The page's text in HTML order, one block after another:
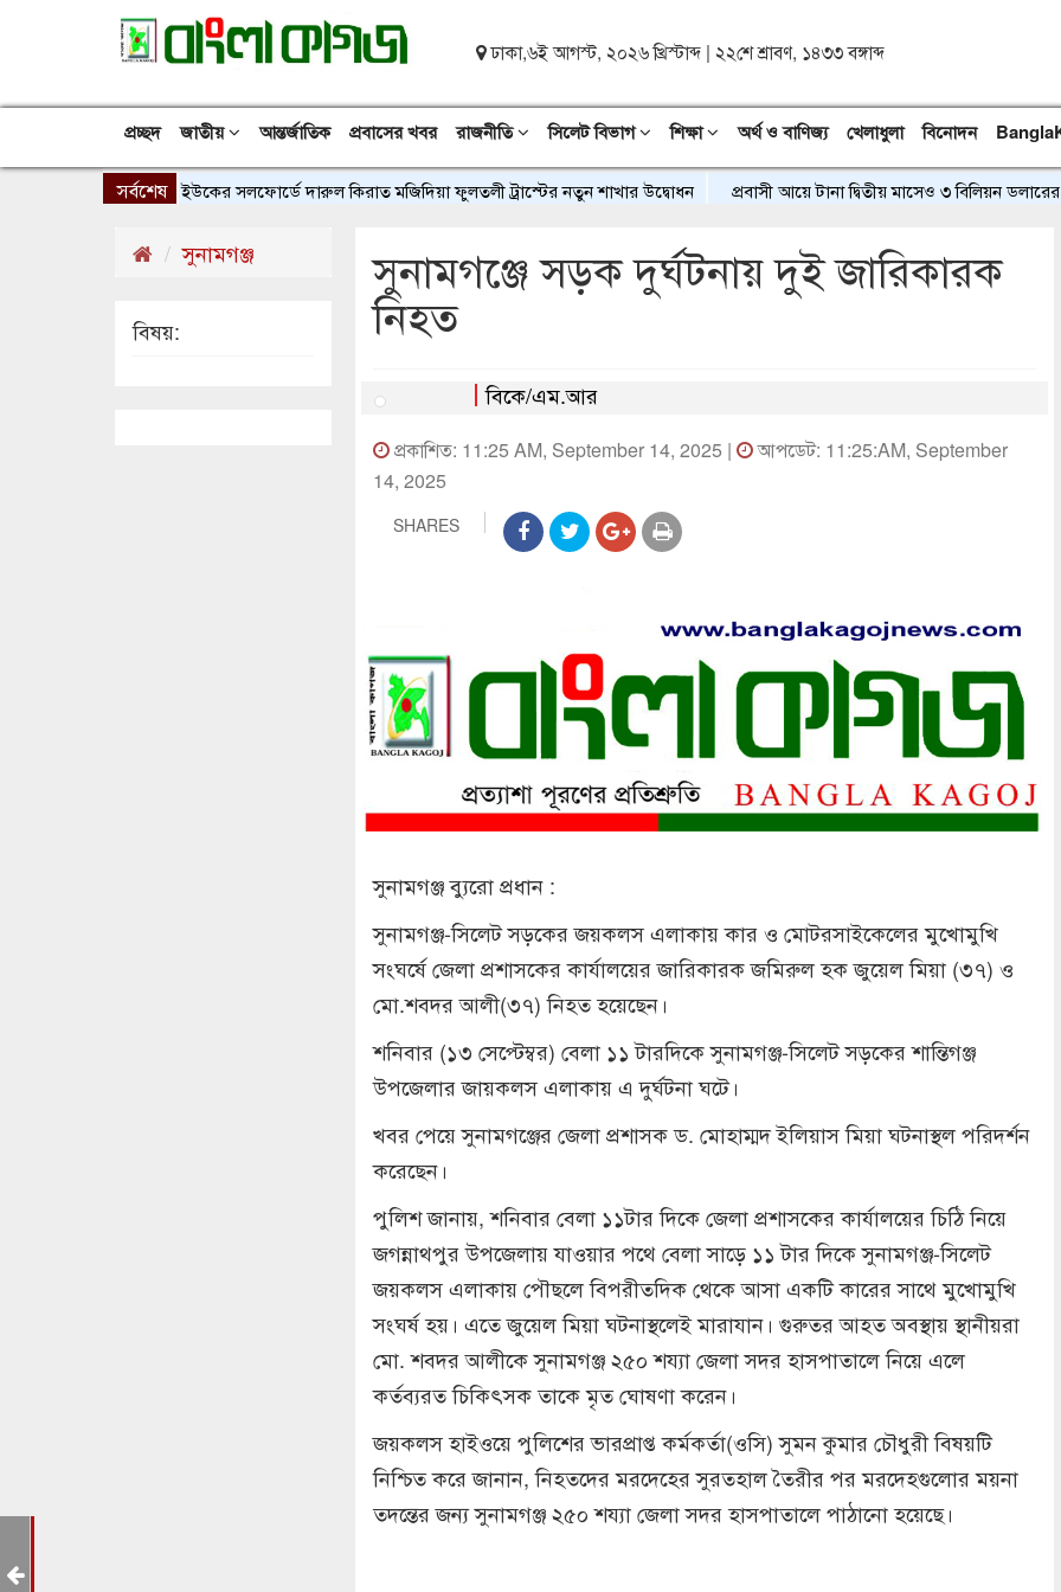
ঢাকা,৬ই আগস্ট, ২০২৬ খ্রিস্টাব্দ | ২২শে শ্রাবণ, ১৪৩৩ বঙ্গাব্দ
প্রচ্ছদ জাতীয় আন্তর্জাতিক প্রবাসের খবর রাজনীতি সিলেট বিভাগ শিক্ষা অর্থ ও বাণিজ্য খেলাধুলা বিনোদন
সর্বশেষইউকের সলফোর্ডে দারুল কিরাত মজিদিয়া ফুলতলী ট্রাস্টের নতুন শাখার উদ্বোধন প্রবাসী আয়ে টানা দ্বিতীয় মাসেও ৩ বিলিয়ন ডলারের
সুনামগঞ্জে সড়ক দুর্ঘটনায় দুই জারিকারক
নিহত
বিকে/এম.আর
প্রকাশিত: 11:25 AM, September 14, 2025 |
আপডেট: 11:25:AM, September
14, 2025
SHARES
সুনামগঞ্জ ব্যুরো প্রধান :
সুনামগঞ্জ-সিলেট সড়কের জয়কলস এলাকায় কার ও মোটরসাইকেলের মুখোমুখি
সংঘর্ষে জেলা প্রশাসকের কার্যালয়ের জারিকারক জমিরুল হক জুয়েল মিয়া (৩৭) ও
মো.শবদর আলী(৩৭) নিহত হয়েছেন।
শনিবার (১৩ সেপ্টেম্বর) বেলা ১১ টারদিকে সুনামগঞ্জ-সিলেট সড়কের শান্তিগঞ্জ
উপজেলার জায়কলস এলাকায় এ দুর্ঘটনা ঘটে।
খবর পেয়ে সুনামগঞ্জের জেলা প্রশাসক ড. মোহাম্মদ ইলিয়াস মিয়া ঘটনাস্থল পরিদর্শন
করেছেন।
পুলিশ জানায়, শনিবার বেলা ১১টার দিকে জেলা প্রশাসকের কার্যালয়ের চিঠি নিয়ে
জগন্নাথপুর উপজেলায় যাওয়ার পথে বেলা সাড়ে ১১ টার দিকে সুনামগঞ্জ-সিলেট
জয়কলস এলাকায় পৌছলে বিপরীতদিক থেকে আসা একটি কারের সাথে মুখোমুখি
সংঘর্ষ হয়। এতে জুয়েল মিয়া ঘটনাস্থলেই মারাযান। গুরুতর আহত অবস্থায় স্থানীয়রা
মো. শবদর আলীকে সুনামগঞ্জ ২৫০ শয্যা জেলা সদর হাসপাতালে নিয়ে এলে
কর্তব্যরত চিকিৎসক তাকে মৃত ঘোষণা করেন।
জয়কলস হাইওয়ে পুলিশের ভারপ্রাপ্ত কর্মকর্তা(ওসি) সুমন কুমার চৌধুরী বিষয়টি
নিশ্চিত করে জানান, নিহতদের মরদেহের সুরতহাল তৈরীর পর মরদেহগুলোর ময়না
তদন্তের জন্য সুনামগঞ্জ ২৫০ শয্যা জেলা সদর হাসপাতালে পাঠানো হয়েছে।
সুনামগঞ্জ
বিষয়: